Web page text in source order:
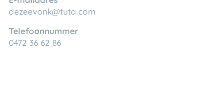
dezeevonk@tuta.com
Telefoonnummer
0472 36 62 86